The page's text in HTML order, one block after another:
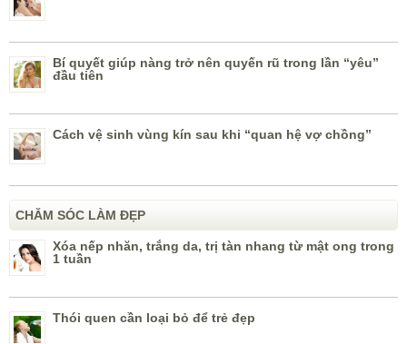
Bí quyết giúp nàng trở nên quyến rũ trong lần “yêu”
đầu tiên
Cách vệ sinh vùng kín sau khi “quan hệ vợ chồng”
CHĂM SÓC LÀM ĐẸP
Xóa nếp nhăn, trắng da, trị tàn nhang từ mật ong trong
1 tuần
Thói quen cần loại bỏ để trẻ đẹp